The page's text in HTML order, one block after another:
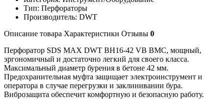
Тип: Перфораторы
Производитель: DWT
Описание товара Характеристики Отзывы 0
Перфоратор SDS MAX DWT BH16-42 VB BMC, мощный,
эргономичный и достаточно легкий для своего класса.
Максимальный диаметр бурения в бетоне 42 мм.
Предохранительная муфта защищает электроинструмент и
оператора в случае перегрузки и заклинивании бура.
Виброзащита обеспечит комфортную и безопасную работу.